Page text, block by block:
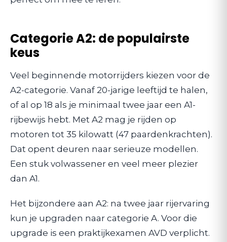
Categorie A2: de populairste
keus
Veel beginnende motorrijders kiezen voor de
A2-categorie. Vanaf 20-jarige leeftijd te halen,
of al op 18 als je minimaal twee jaar een A1-
rijbewijs hebt. Met A2 mag je rijden op
motoren tot 35 kilowatt (47 paardenkrachten).
Dat opent deuren naar serieuze modellen.
Een stuk volwassener en veel meer plezier
dan A1.
Het bijzondere aan A2: na twee jaar rijervaring
kun je upgraden naar categorie A. Voor die
upgrade is een praktijkexamen AVD verplicht.